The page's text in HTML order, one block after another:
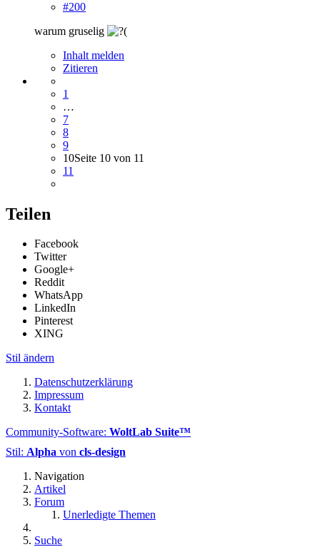
#200
warum gruselig
Inhalt melden
Zitieren
1
…
7
8
9
10Seite 10 von 11
11
Teilen
Facebook
Twitter
Google+
Reddit
WhatsApp
LinkedIn
Pinterest
XING
Stil ändern
Datenschutzerklärung
Impressum
Kontakt
Community-Software: WoltLab Suite™
Stil: Alpha von cls-design
Navigation
Artikel
Forum
Unerledigte Themen
Suche